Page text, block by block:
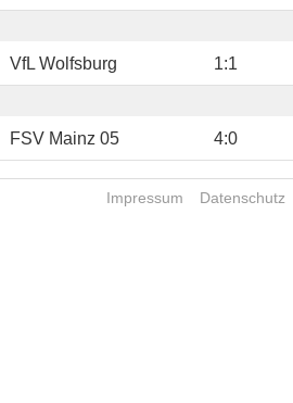
VfL Wolfsburg 1:1
FSV Mainz 05 4:0
Impressum Datenschutz